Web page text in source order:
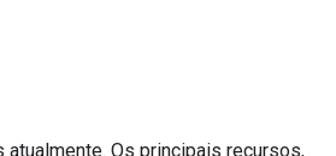
Os principais recursos,